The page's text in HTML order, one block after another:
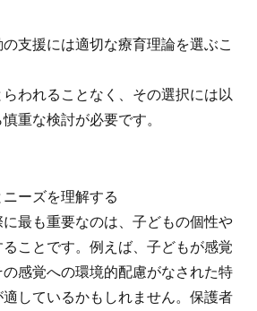
支援には適切な療育理論を選ぶこ
われることなく、その選択には以
重な検討が必要です。
ーズを理解する
最も重要なのは、子どもの個性や
ことです。例えば、子どもが感覚
感覚への環境的配慮がなされた特
しているかもしれません。保護者